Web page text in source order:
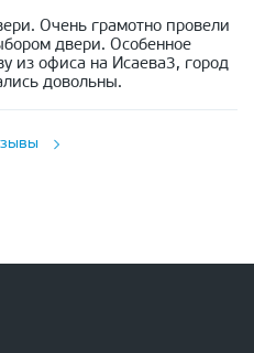
Очень грамотно провели
двери. Особенное
из офиса на Исаева3, город
довольны.